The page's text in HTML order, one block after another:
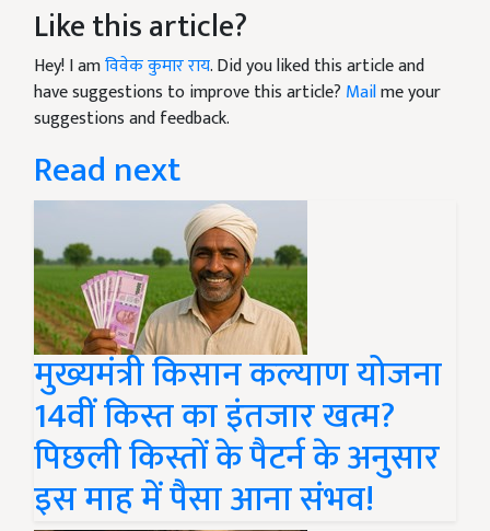
Like this article?
Hey! I amविवेक कुमार राय. Did you liked this article and
have suggestions to improve this article? Mailme your
suggestions and feedback.
Read next
मुख्यमंत्री किसान कल्याण योजना
14वीं किस्त का इंतजार खत्म?
पिछली किस्तों के पैटर्न के अनुसार
इस माह में पैसा आना संभव!